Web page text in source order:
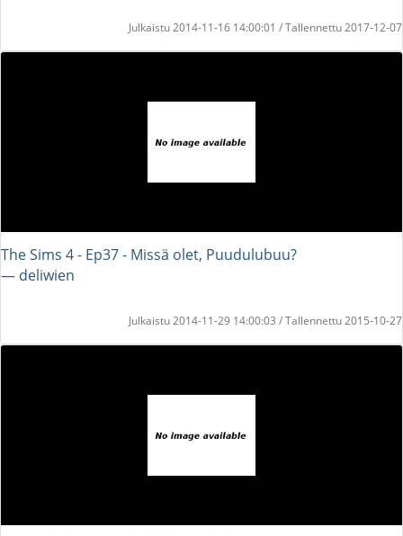
Julkaistu 2014-11-16 14:00:01 / Tallennettu 2017-12-07
The Sims 4 - Ep37 - Missä olet, Puudulubuu?
― deliwien
Julkaistu 2014-11-29 14:00:03 / Tallennettu 2015-10-27